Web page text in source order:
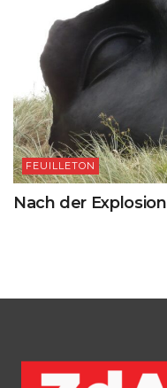
FEUILLETON
Nach der Explosion